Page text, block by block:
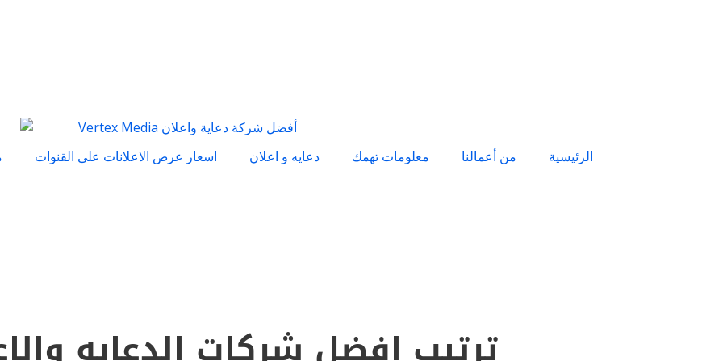
اسعار عرض الاعلانات على القنوات دعايه و اعلان معلومات تهمك من أعمالنا الرئيسية